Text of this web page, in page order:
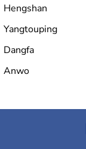
Hengshan
Yangtouping
Dangfa
Anwo